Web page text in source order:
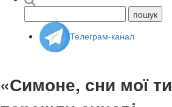
Телеграм-канал
«Симоне, сни мої ти